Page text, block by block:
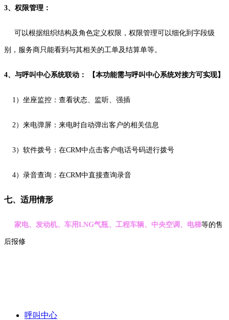
3、权限管理：
可以根据组织结构及角色定义权限，权限管理可以细化到字段级
别，服务商只能看到与其相关的工单及结算单等。
4、与呼叫中心系统联动： 【本功能需与呼叫中心系统对接方可实现】
1）坐座监控：查看状态、监听、强插
2）来电弹屏：来电时自动弹出客户的相关信息
3）软件拨号：在CRM中点击客户电话号码进行拨号
4）录音查询：在CRM中直接查询录音
七、适用情形
家电、发动机、车用LNG气瓶、工程车辆、中央空调、电梯等的售
后报修
呼叫中心